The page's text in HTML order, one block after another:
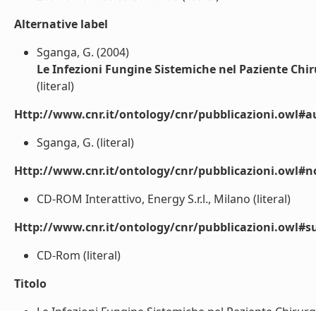
Alternative label
Sganga, G. (2004)
Le Infezioni Fungine Sistemiche nel Paziente
(literal)
Http://www.cnr.it/ontology/cnr/
Sganga, G. (literal)
Http://www.cnr.it/ontology/cnr/
CD-ROM Interattivo, Energy S.r.l., Milano (literal)
Http://www.cnr.it/ontology/cnr/
CD-Rom (literal)
Titolo